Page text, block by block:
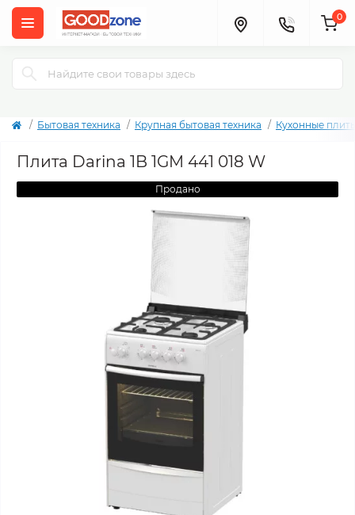
0
Бытовая техника Крупная бытовая техника Кухонные
Плита Darina 1B 1GM 441 018 W
Продано